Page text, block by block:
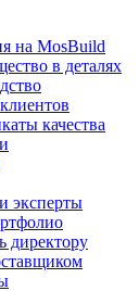
на MosBuild
в деталях
качества
эксперты
директору